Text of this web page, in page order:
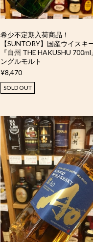
希少不定期入荷商品！
【SUNTORY】国産ウイスキ
『白州 THE HAKUSHU 700ml
ングルモルト
¥8,470
SOLD OUT